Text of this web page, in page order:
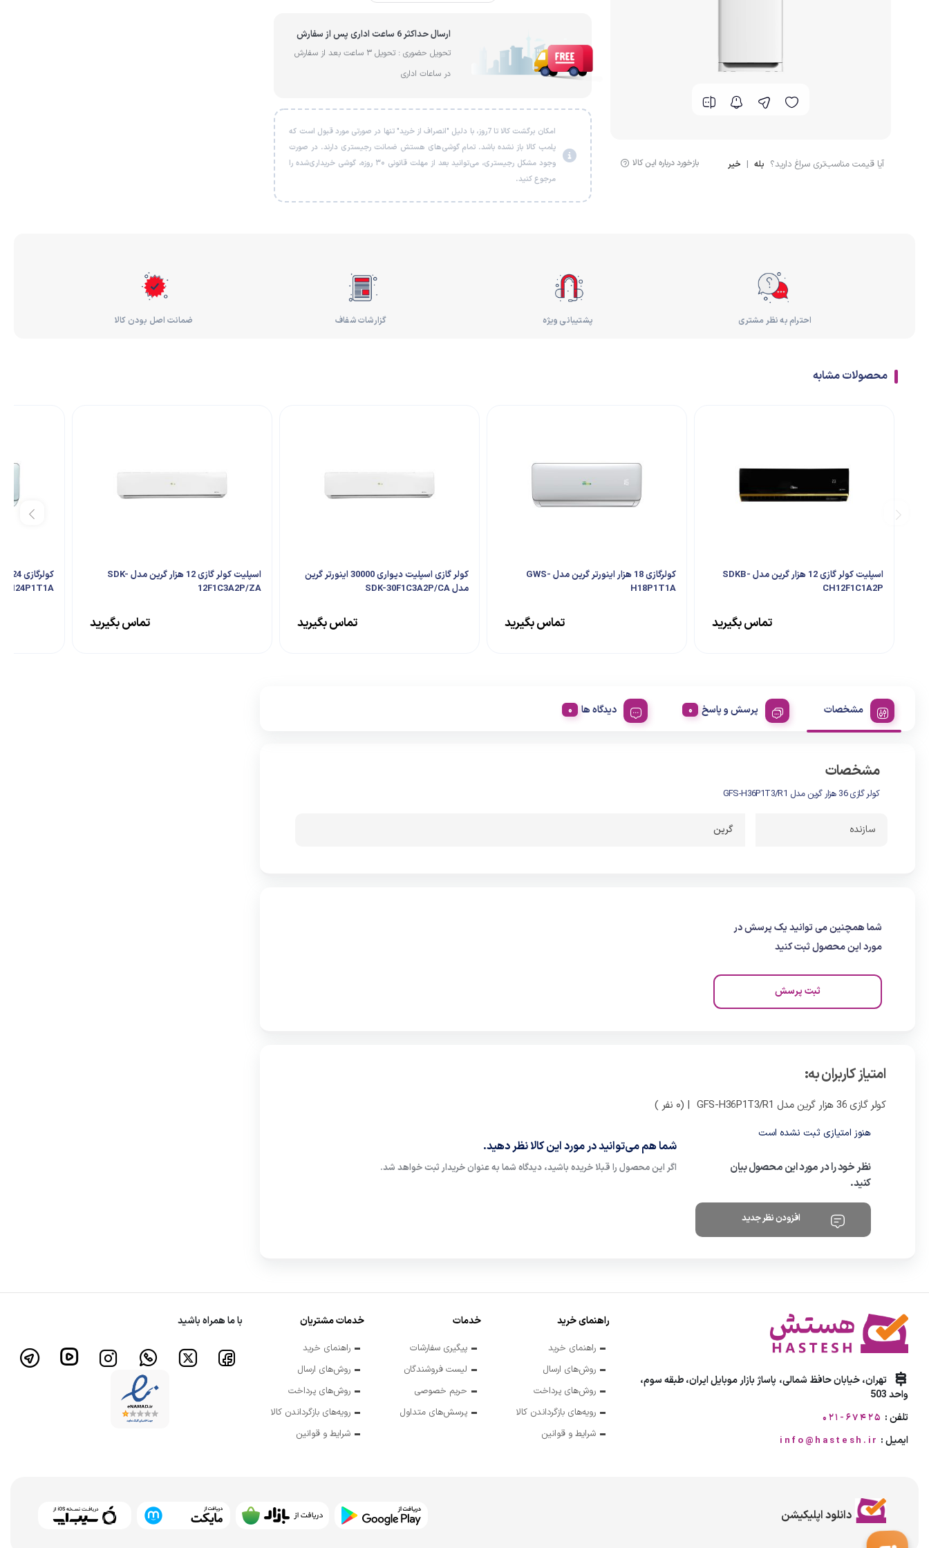
آیا قیمت مناسب‌تری سراغ دارید؟ بله | خیر بازخورد درباره این کالا
ارسال حداکثر 6 ساعت اداری پس از سفارش
تحویل حضوری : تحویل 3 ساعت بعد از سفارش
در ساعات اداری
امکان برگشت کالا تا 7روز، با دلیل "انصراف از خرید" تنها در صورتی مورد قبول است که
پلمب کالا باز نشده باشد. تمام گوشی‌های هستش ضمانت رجیستری دارند. در صورت
وجود مشکل رجیستری، می‌توانید بعد از مهلت قانونی ۳۰ روزه، گوشی خریداری‌شده را
مرجوع کنید.
احترام به نظر مشتری پشتیبانی ویژه گزارشات شفاف ضمانت اصل بودن کالا
محصولات مشابه
اسپلیت کولر گازی 12 هزار گرین مدل SDKB-
CH12F1C1A2P
تماس بگیرید
کولرگازی 18 هزار اینورتر گرین مدل GWS-
H18P1T1A
تماس بگیرید
کولر گازی اسپلیت دیواری 30000 اینورتر گرین
مدل SDK-30F1C3A2P/CA
تماس بگیرید
اسپلیت کولر گازی 12 هزار گرین مدل SDK-
12F1C3A2P/ZA
تماس بگیرید
H24P1T1A
مشخصات پرسش و پاسخ دیدگاه ها
مشخصات
کولر گازی 36 هزار گرین مدل GFS-H36P1T3/R1
سازنده گرین
شما همچنین می توانید یک پرسش در
مورد این محصول ثبت کنید
ثبت پرسش
امتیاز کاربران به:
کولر گازی 36 هزار گرین مدل GFS-H36P1T3/R1 | (0 نفر )
هنوز امتیازی ثبت نشده است
نظر خود را در مورد این محصول بیان
کنید.
افزودن نظر جدید
شما هم می‌توانید در مورد این کالا نظر دهید.
اگر این محصول را قبلا خریده باشید، دیدگاه شما به عنوان خریدار ثبت خواهد شد.
تهران، خیابان حافظ شمالی، پاساژ بازار موبایل ایران، طبقه سوم،
واحد 503
تلفن : 021-67425
ایمیل : info@hastesh.ir
راهنمای خرید
راهنمای خرید
روش‌های ارسال
روش‌های پرداخت
رویه‌های بازگرداندن کالا
شرایط و قوانین
خدمات
پیگیری سفارشات
لیست فروشندگان
حریم خصوصی
پرسش‌های متداول
خدمات مشتریان
راهنمای خرید
روش‌های ارسال
روش‌های پرداخت
رویه‌های بازگرداندن کالا
شرایط و قوانین
با ما همراه باشید
دانلود اپلیکیشن